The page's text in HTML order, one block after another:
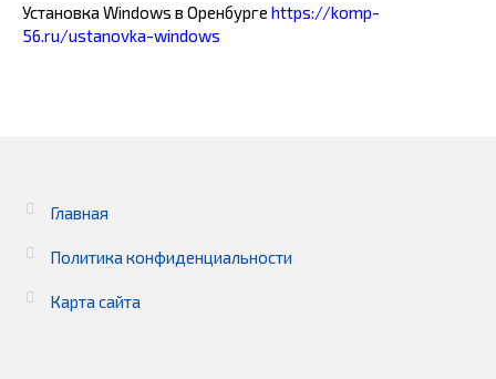
Установка Windows в Оренбурге https://komp-
56.ru/ustanovka-windows
Главная
Политика конфиденциальности
Карта сайта